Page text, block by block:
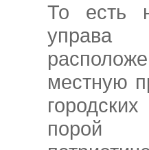
То есть
местную
порой